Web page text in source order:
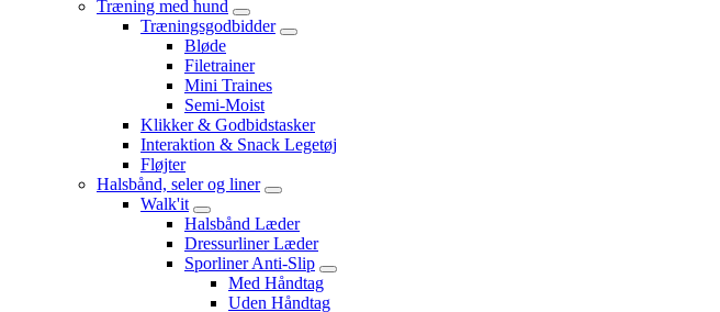
Træning med hund
Træningsgodbidder
Bløde
Filetrainer
Mini Traines
Semi-Moist
Klikker & Godbidstasker
Interaktion & Snack Legetøj
Fløjter
Halsbånd, seler og liner
Walk'it
Halsbånd Læder
Dressurliner Læder
Sporliner Anti-Slip
Med Håndtag
Uden Håndtag